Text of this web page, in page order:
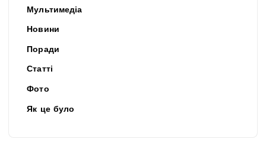
Мультимедіа
Новини
Поради
Статті
Фото
Як це було